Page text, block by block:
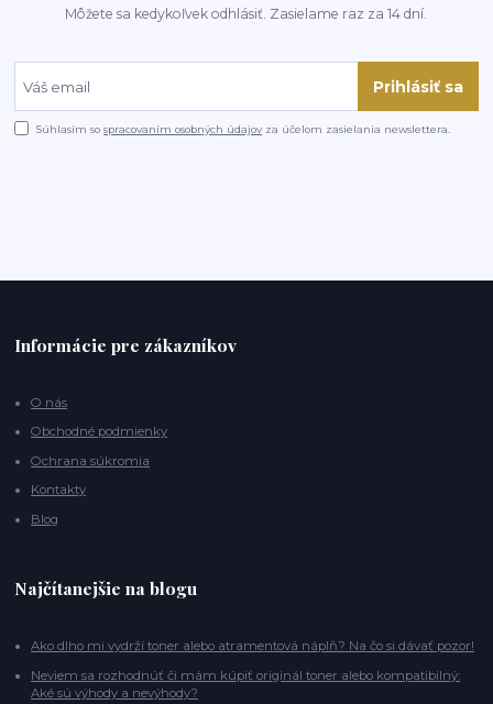
Môžete sa kedykoľvek odhlásiť. Zasielame raz za 14 dní.
Prihlásiť sa
Súhlasím sospracovaním osobných údajov za účelom zasielania newslettera.
Informácie pre zákazníkov
O nás
Obchodné podmienky
Ochrana súkromia
Kontakty
Blog
Najčítanejšie na blogu
Ako dlho mi vydrží toner alebo atramentová náplň? Na čo si dávať pozor!
Neviem sa rozhodnúť či mám kúpiť originál toner alebo kompatibilný:
Aké sú výhody a nevýhody?